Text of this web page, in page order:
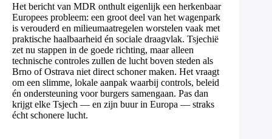
Het bericht van MDR onthult eigenlijk een herkenbaar
Europees probleem: een groot deel van het wagenpark
is verouderd en milieumaatregelen worstelen vaak met
praktische haalbaarheid én sociale draagvlak. Tsjechië
zet nu stappen in de goede richting, maar alleen
technische controles zullen de lucht boven steden als
Brno of Ostrava niet direct schoner maken. Het vraagt
om een slimme, lokale aanpak waarbij controls, beleid
én ondersteuning voor burgers samengaan. Pas dan
krijgt elke Tsjech — en zijn buur in Europa — straks
écht schonere lucht.